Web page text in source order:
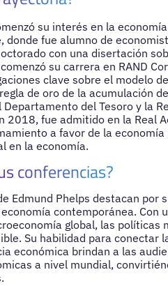
su interés en la
donde fue alumno de
con una disertación
su carrera en RAND
clave sobre el modelo
de oro de la acumulación
del Tesoro y la
2018, fue admitido en la Real
a favor de la
en la economía.
conferencias?
Edmund Phelps destacan por
contemporánea.
global, las
Su habilidad para conectar
económica brindan a las
a nivel mundial,